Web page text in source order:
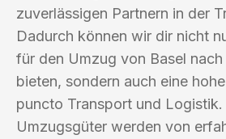
zuverlässigen Partnern in der
Dadurch können wir dir nicht
für den Umzug von Basel
bieten, sondern auch eine
puncto Transport und Logistik.
Umzugsgüter werden von